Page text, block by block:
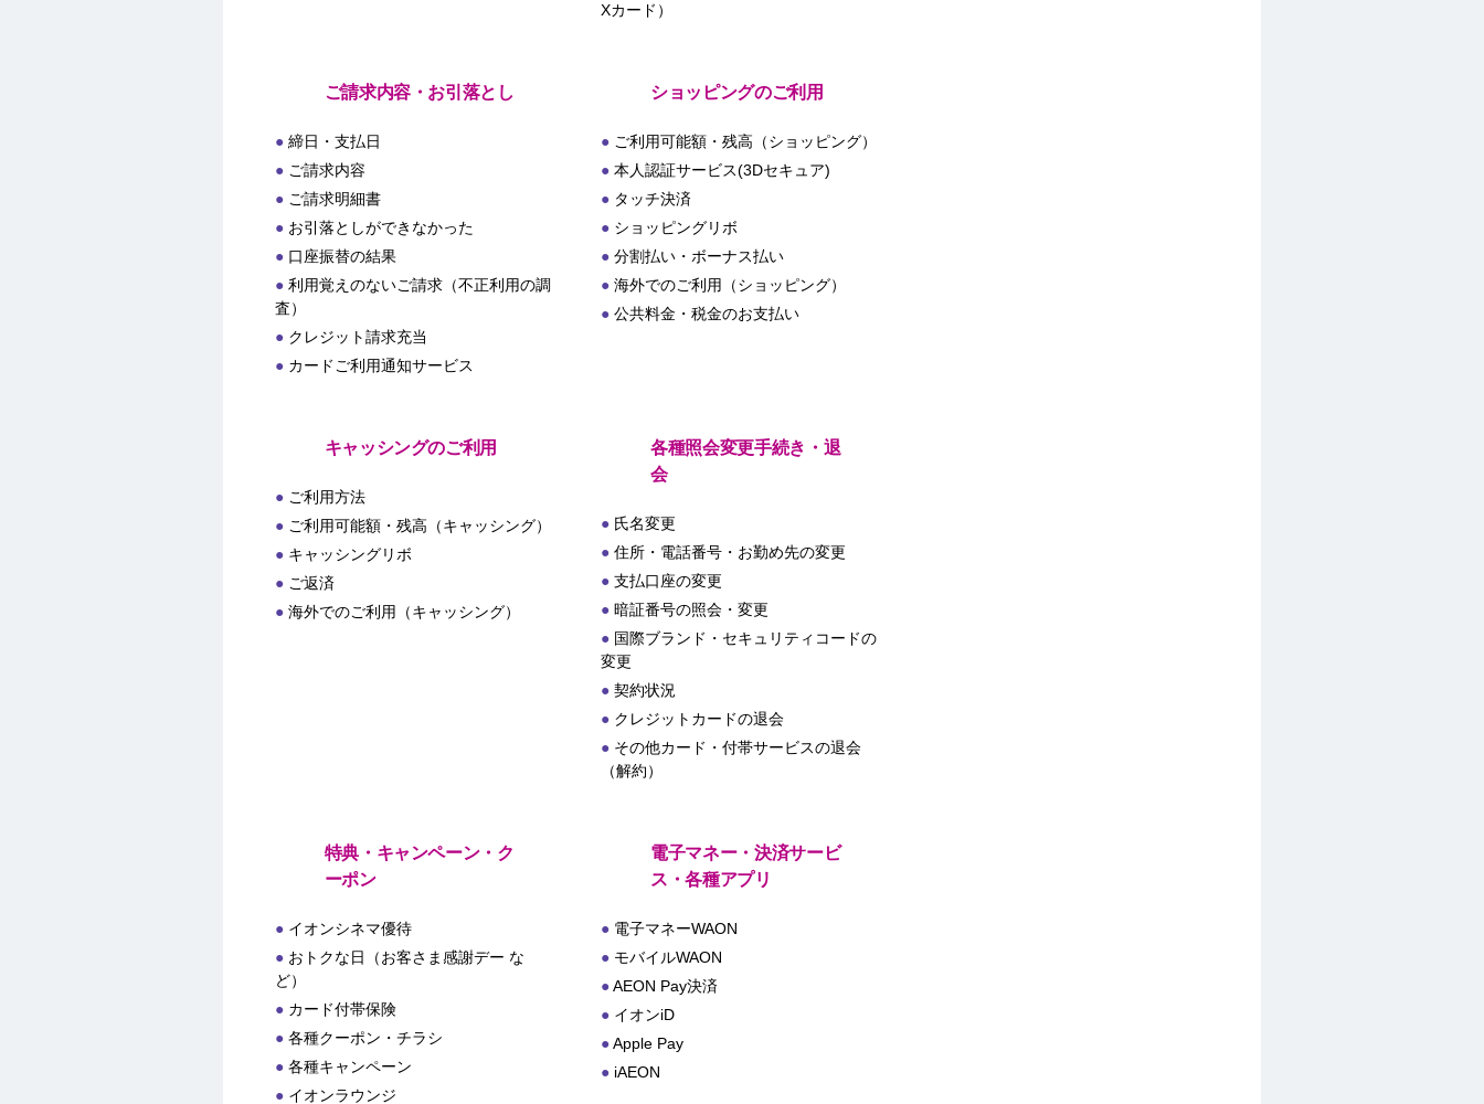
Xカード）
ご請求内容・お引落とし
締日・支払日
ご請求内容
ご請求明細書
お引落としができなかった
口座振替の結果
利用覚えのないご請求（不正利用の調
査）
クレジット請求充当
カードご利用通知サービス
ショッピングのご利用
ご利用可能額・残高（ショッピング）
本人認証サービス(3Dセキュア)
タッチ決済
ショッピングリボ
分割払い・ボーナス払い
海外でのご利用（ショッピング）
公共料金・税金のお支払い
キャッシングのご利用
ご利用方法
ご利用可能額・残高（キャッシング）
キャッシングリボ
ご返済
海外でのご利用（キャッシング）
各種照会変更手続き・退
会
氏名変更
住所・電話番号・お勤め先の変更
支払口座の変更
暗証番号の照会・変更
国際ブランド・セキュリティコードの
変更
契約状況
クレジットカードの退会
その他カード・付帯サービスの退会
（解約）
特典・キャンペーン・ク
ーポン
イオンシネマ優待
おトクな日（お客さま感謝デー な
ど）
カード付帯保険
各種クーポン・チラシ
各種キャンペーン
イオンラウンジ
電子マネー・決済サービ
ス・各種アプリ
電子マネーWAON
モバイルWAON
AEON Pay決済
イオンiD
Apple Pay
iAEON